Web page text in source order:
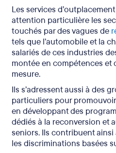
Les services
attention particulière les
touchés par des vagues de
tels que l’automobile et la
salariés de ces industries
montée en compétences et
mesure.
Ils s’adressent aussi à des
particuliers pour
en développant des
dédiés à la reconversion et
seniors. Ils contribuent
les discriminations basées